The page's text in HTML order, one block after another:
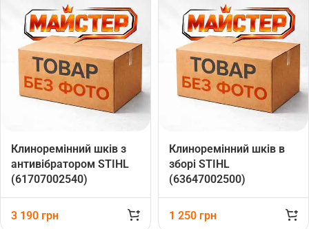
Клиноремінний шків з
антивібратором STIHL
(61707002540)
3 190 грн
Клиноремінний шків в
зборі STIHL
(63647002500)
1 250 грн